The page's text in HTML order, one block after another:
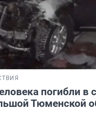
погибли в
Тюменской